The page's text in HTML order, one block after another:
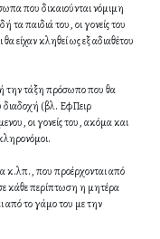
που δικαιούνται νόμιμη
τα παιδιά του, οι γονείς του
είχαν κληθεί ως εξ αδιαθέτου
ή την τάξη πρόσωπο που θα
διαδοχή (βλ. ΕφΠειρ
οι γονείς του, ακόμα και
κ.λπ., που προέρχονται από
κάθε περίπτωση η μητέρα
από το γάμο του με την